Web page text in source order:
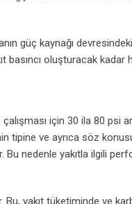
güç kaynağı
oluşturacak kadar
için 30 ila 80 psi
ve ayrıca söz
nedenle yakıtla ilgili
Bu, yakıt tüketiminde ve